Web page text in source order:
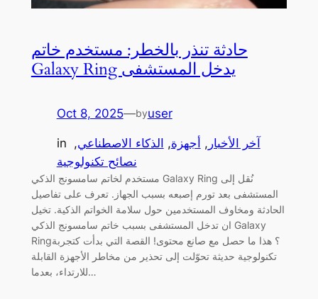
حادثة تنذر بالخطر: مستخدم خاتم
Galaxy Ring يدخل المستشفى
Oct 8, 2025—byuser
in آخر الأخبار , أجهزة, الذكاء الاصطناعي,
نصائح تكنولوجية
مستخدم لخاتم سامسونج الذكي Galaxy Ring نُقل إلى
المستشفى بعد تورم إصبعه بسبب الجهاز. تعرف على تفاصيل
الحادثة ومخاوف المستخدمين حول سلامة الخواتم الذكية. تخيل
ان تدخل المستشفى بسبب خاتم سامسونج الذكي Galaxy
Ring؟ هذا ما حصل مع صانع محتوى! القصة التي بدأت كتجربة
تكنولوجية حديثة تحوّلت إلى تحذير من مخاطر الأجهزة القابلة
للارتداء، بعدما…